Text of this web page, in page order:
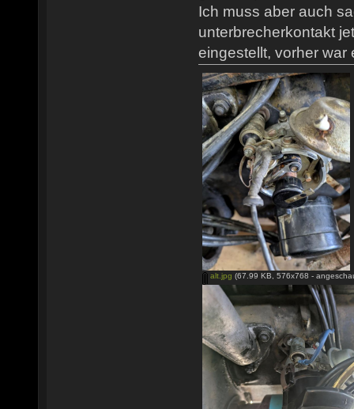
Ich muss aber auch
unterbrecherkontakt
eingestellt, vorher war
alt.jpg (67.99 KB, 576x768 -